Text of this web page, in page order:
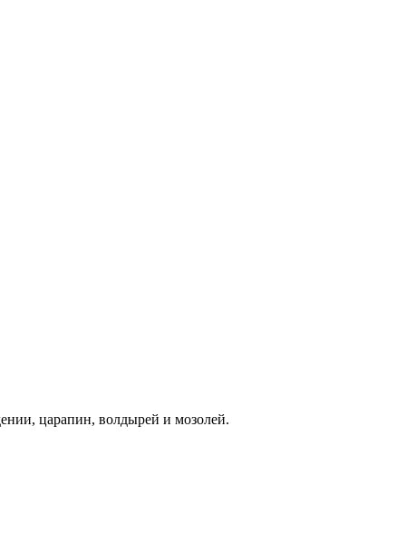
царапин, волдырей и мозолей.